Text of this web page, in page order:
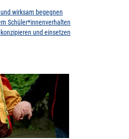
wirksam begegnen
Schüler*innenverhalten
und einsetzen